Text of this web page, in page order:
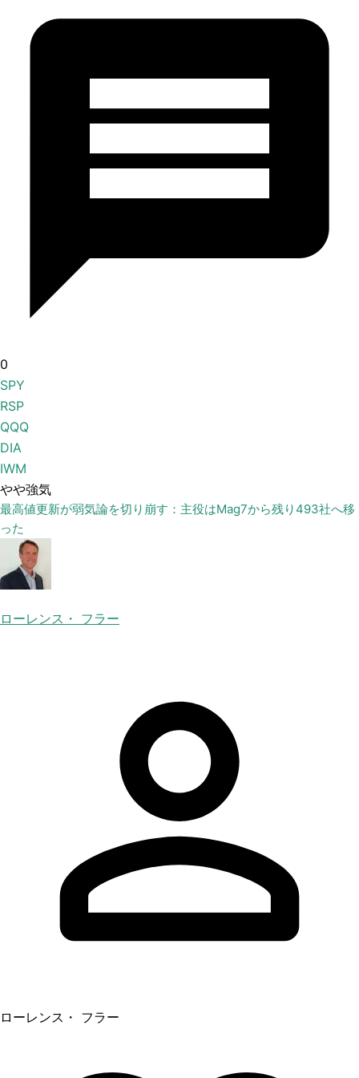
0
SPY
RSP
QQQ
DIA
IWM
やや強気
最高値更新が弱気論を切り崩す：主役はMag7から残り493社へ移
った
ローレンス・ フラー
ローレンス・ フラー